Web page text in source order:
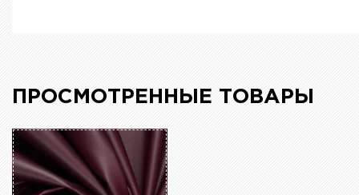
ПРОСМОТРЕННЫЕ ТОВАРЫ